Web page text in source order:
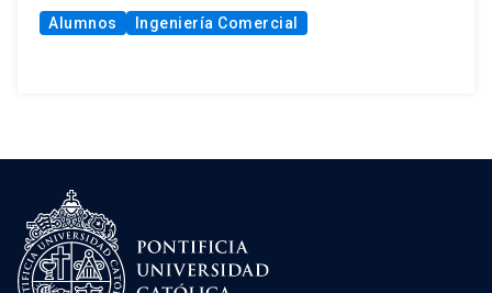
Alumnos Ingeniería Comercial